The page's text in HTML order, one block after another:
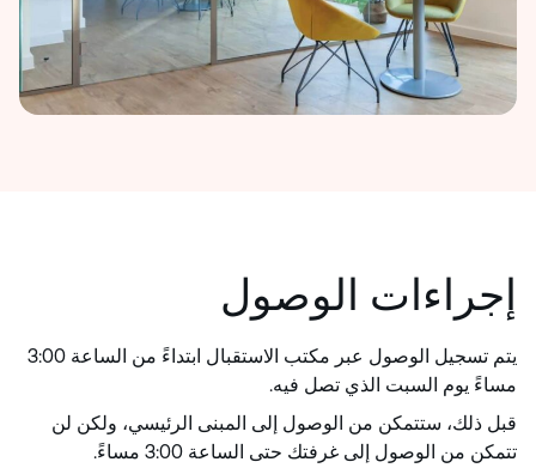
إجراءات الوصول
يتم تسجيل الوصول عبر مكتب الاستقبال ابتداءً من الساعة 3:00
مساءً يوم السبت الذي تصل فيه.
قبل ذلك، ستتمكن من الوصول إلى المبنى الرئيسي، ولكن لن
تتمكن من الوصول إلى غرفتك حتى الساعة 3:00 مساءً.